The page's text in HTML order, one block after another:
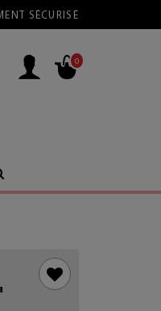
SÉCURISÉ
0